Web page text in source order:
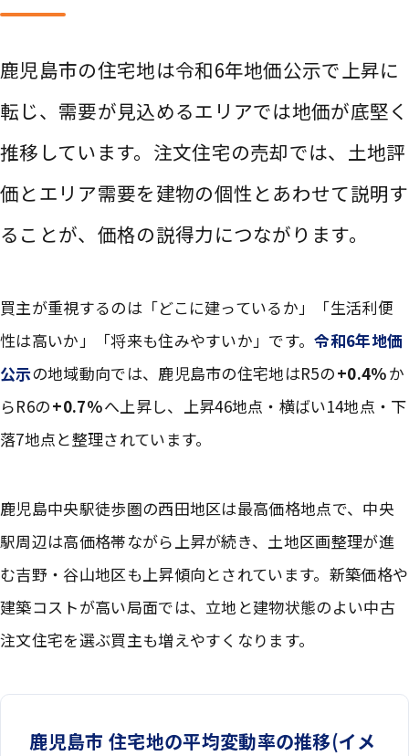
鹿児島市の住宅地は令和6年地価公示で上昇に
転じ、需要が見込めるエリアでは地価が底堅く
推移しています。注文住宅の売却では、土地評
価とエリア需要を建物の個性とあわせて説明す
ることが、価格の説得力につながります。
買主が重視するのは「どこに建っているか」「生活利便
性は高いか」「将来も住みやすいか」です。令和6年地価
公示の地域動向では、鹿児島市の住宅地はR5の+0.4％か
らR6の+0.7％へ上昇し、上昇46地点・横ばい14地点・下
落7地点と整理されています。
鹿児島中央駅徒歩圏の西田地区は最高価格地点で、中央
駅周辺は高価格帯ながら上昇が続き、土地区画整理が進
む吉野・谷山地区も上昇傾向とされています。新築価格や
建築コストが高い局面では、立地と建物状態のよい中古
注文住宅を選ぶ買主も増えやすくなります。
鹿児島市 住宅地の平均変動率の推移(イメ